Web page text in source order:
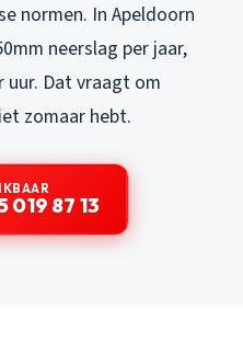
normen. In Apeldoorn
neerslag per jaar,
Dat vraagt om
zomaar hebt.
019 87 13